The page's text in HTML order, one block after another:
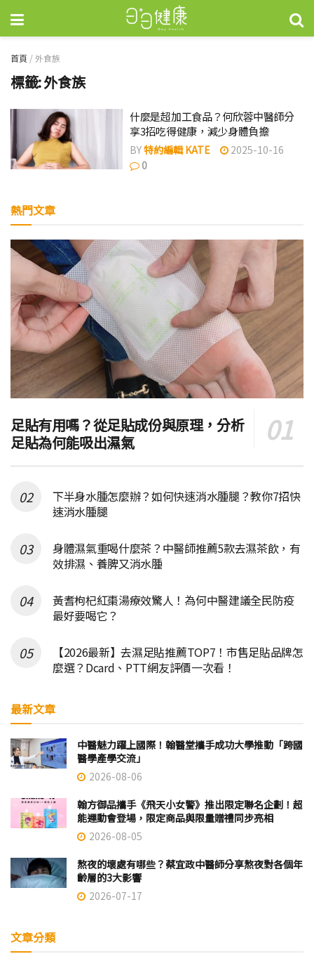
首頁 /外食族
標籤:外食族
什麼是超加工食品？何欣蓉中醫師分
享3招吃得健康，減少身體負擔
BY特約編輯 KATE
2025-10-16
0
熱門文章
足貼有用嗎？從足貼成份與原理，分析
足貼為何能吸出濕氣
下半身水腫怎麼辦？如何快速消水腫腿？教你7招快
速消水腫腿
身體濕氣重喝什麼茶？中醫師推薦5款去濕茶飲，有
效排濕、養脾又消水腫
黃耆枸杞紅棗湯療效驚人！為何中醫建議全民防疫
最好要喝它？
【2026最新】去濕足貼推薦TOP7！市售足貼品牌怎
麼選？Dcard、PTT網友評價一次看！
最新文章
中醫魅力躍上國際！翰醫堂攜手成功大學推動「跨國
醫學產學交流」
2026-08-06
翰方御品攜手《飛天小女警》推出限定聯名企劃！超
能運動會登場，限定商品與限量贈禮同步亮相
2026-08-05
熬夜的壞處有哪些？蔡宜政中醫師分享熬夜對各個年
齡層的3大影響
2026-07-17
文章分類